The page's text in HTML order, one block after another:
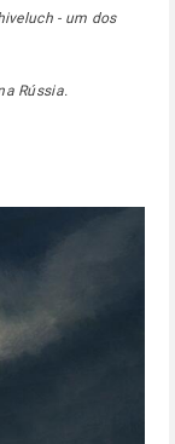
- um dos
Rússia.